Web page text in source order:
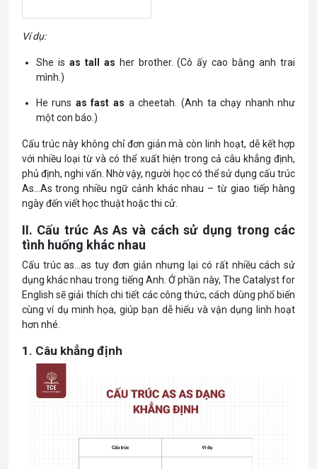
Ví dụ:
She is as tall as her brother. (Cô ấy cao bằng anh trai
mình.)
He runs as fast as a cheetah. (Anh ta chạy nhanh như
một con báo.)
Cấu trúc này không chỉ đơn giản mà còn linh hoạt, dễ kết hợp
với nhiều loại từ và có thể xuất hiện trong cả câu khẳng định,
phủ định, nghi vấn. Nhờ vậy, người học có thể sử dụng cấu trúc
As…As trong nhiều ngữ cảnh khác nhau – từ giao tiếp hàng
ngày đến viết học thuật hoặc thi cử.
II. Cấu trúc As As và cách sử dụng trong các
tình huống khác nhau
Cấu trúc as…as tuy đơn giản nhưng lại có rất nhiều cách sử
dụng khác nhau trong tiếng Anh. Ở phần này, The Catalyst for
English sẽ giải thích chi tiết các công thức, cách dùng phổ biến
cùng ví dụ minh họa, giúp bạn dễ hiểu và vận dụng linh hoạt
hơn nhé.
1. Câu khẳng định